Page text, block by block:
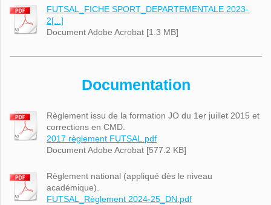
FUTSAL_FICHE SPORT_DEPARTEMENTALE 2023-
2[...]
Document Adobe Acrobat [1.3 MB]
Documentation
Règlement issu de la formation JO du 1er juillet 2015 et
corrections en CMD.
2017 règlement FUTSAL.pdf
Document Adobe Acrobat [577.2 KB]
Règlement national (appliqué dès le niveau
académique).
FUTSAL_Règlement 2024-25_DN.pdf